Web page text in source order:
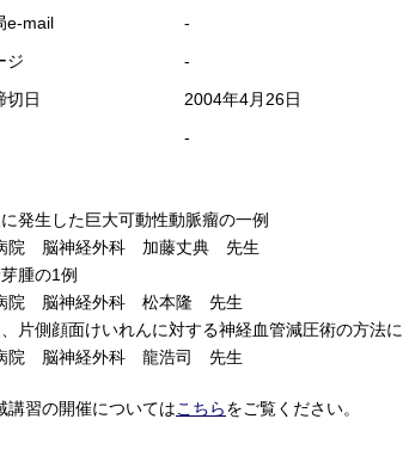
e-mail
-
ジ
-
切日
2004年4月26日
-
発生した巨大可動性動脈瘤の一例
院 脳神経外科 加藤丈典 先生
腫の1例
院 脳神経外科 松本隆 先生
片側顔面けいれんに対する神経血管減圧術の方法
院 脳神経外科 龍浩司 先生
習の開催についてはこちらをご覧ください。